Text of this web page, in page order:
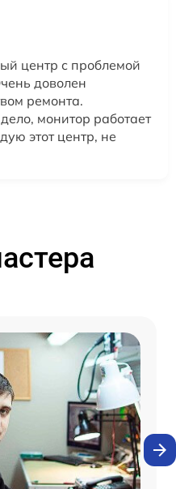
центр с проблемой
доволен
ремонта.
монитор работает
этот центр, не